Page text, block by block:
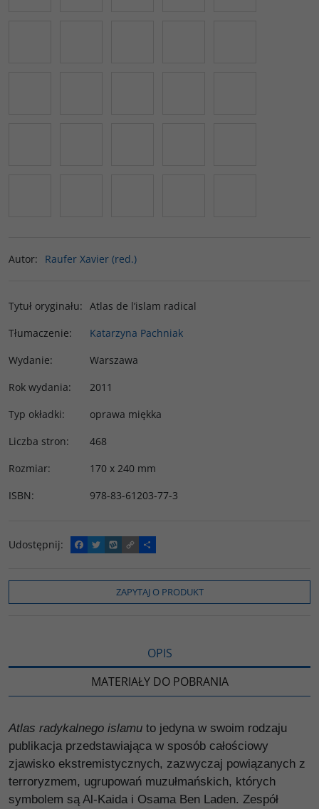
Autor: Raufer Xavier (red.)
Tytuł oryginału: Atlas de l’islam radical
Tłumaczenie:
Katarzyna Pachniak
Wydanie:
Warszawa
Rok wydania:
2011
Typ okładki:
oprawa miękka
Liczba stron:
468
Rozmiar:
170 x 240 mm
ISBN: 978-83-61203-77-3
Udostępnij:
F
a
e
o
T
w
t
e
W
y
o
p
C
o
y
L
i
P
o
z
i
e
ę
ZAPYTAJ O PRODUKT
OPIS
MATERIAŁY DO POBRANIA
Atlas radykalnego islamu to jedyna w swoim rodzaju
publikacja przedstawiająca w sposób całościowy
zjawisko ekstremistycznych, zazwyczaj powiązanych z
terroryzmem, ugrupowań muzułmańskich, których
symbolem są Al-Kaida i Osama Ben Laden. Zespół